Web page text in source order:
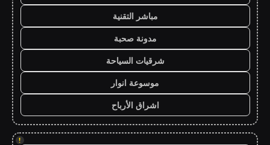
مباشر التقنية
مدونة صحبة
شرقيات السياحة
موسوعة انوار
اشراق الأرباح
!